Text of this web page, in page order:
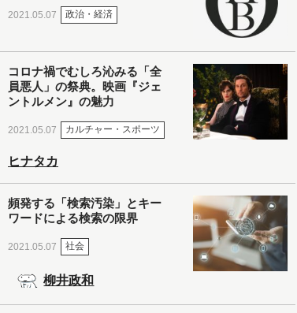
2021.05.07 政治・経済
コロナ禍でむしろ沁みる「全
員悪人」の祭典。映画『ジェ
ントルメン』の魅力
2021.05.07 カルチャー・スポーツ
ヒナタカ
頻発する「検索汚染」とキー
ワードによる検索の限界
2021.05.07 社会
柳井政和